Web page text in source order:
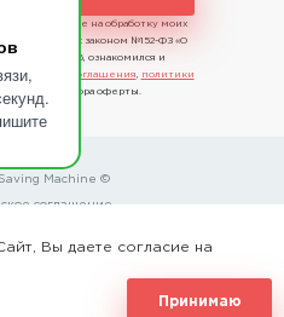
свое согласие на обработку моих
с законом №152-ФЗ «О
от 27.07.2006, ознакомился и
соглашения
политики
и договора оферты.
Machine ©
соглашение
Вы даете согласие на
Принимаю
Accelerator
attractive for people and search